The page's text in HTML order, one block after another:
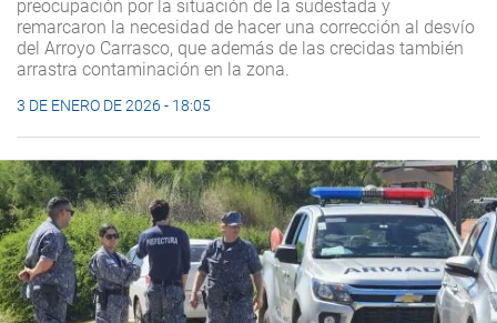
preocupación por la situación de la sudestada y
remarcaron la necesidad de hacer una corrección al desvío
del Arroyo Carrasco, que además de las crecidas también
arrastra contaminación en la zona.
3 DE ENERO DE 2026 - 18:05